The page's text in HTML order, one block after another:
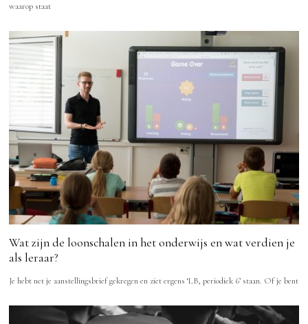
waarop staat
Wat zijn de loonschalen in het onderwijs en wat verdien je
als leraar?
Je hebt net je aanstellingsbrief gekregen en ziet ergens ‘LB, periodiek 6’ staan. Of je bent